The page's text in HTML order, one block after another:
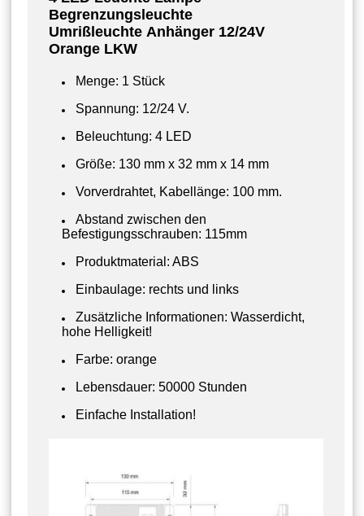
Begrenzungsleuchte
Umrißleuchte Anhänger 12/24V
Orange LKW
Menge: 1 Stück
Spannung: 12/24 V.
Beleuchtung: 4 LED
Größe: 130 mm x 32 mm x 14 mm
Vorverdrahtet, Kabellänge: 100 mm.
Abstand zwischen den
Befestigungsschrauben: 115mm
Produktmaterial: ABS
Einbaulage: rechts und links
Zusätzliche Informationen: Wasserdicht,
hohe Helligkeit!
Farbe: orange
Lebensdauer: 50000 Stunden
Einfache Installation!